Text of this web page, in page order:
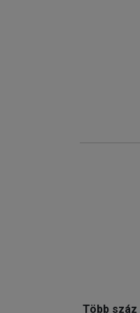
Több száz